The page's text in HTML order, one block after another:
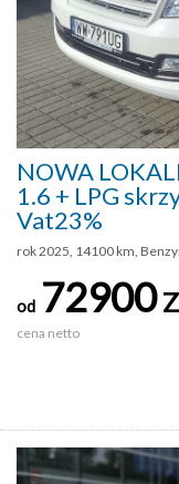
NOWA
1.6 + LPG
Vat23%
rok 2025, 14100 km,
od 72900
cena netto